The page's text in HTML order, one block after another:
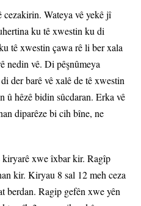
Wateya vê yekê jî
ku tê xwestin ku di
tê xwestin çawa rê li ber xala
nedin vê. Di pêşnûmeya
der barê vê xalê de tê xwestin
û hêzê bidin sûcdaran. Erka vê
diparêze bi cih bîne, ne
xwe îxbar kir. Ragîp
kir. Kiryau 8 sal 12 meh ceza
berdan. Ragip gefên xwe yên